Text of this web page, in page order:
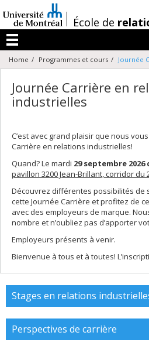
au
contenu
/École de
Menu
Home Programmes et cours Journée
Journée Carrière en
industrielles
C’est avec grand plaisir que nous
Carrière en relations industrielles!
Quand? Le mardi 29 septembre 2026
pavillon 3200 Jean-Brillant, corridor du
Découvrez différentes possibilités de
cette Journée Carrière et profitez de
avec des employeurs de marque.
nombre et n’oubliez pas d’apporter
Employeurs présents à venir.
Bienvenue à tous et à toutes!
Stages en relations
Perspectives de carrière